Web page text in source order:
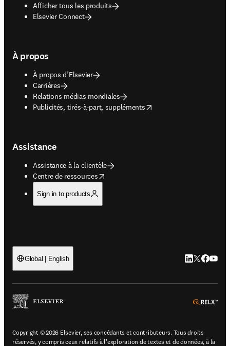
Afficher tous les produits
Elsevier Connect
À propos
À propos d’Elsevier
Carrières
Relations médias mondiales
Publicités, tirés-à-part, suppléments
opens in new tab/window
Assistance
Assistance à la clientèle
Centre de ressources
opens in new tab/window
Sign in to products
Global | English LinkedIn
Twitter
Copyright © 2026 Elsevier, ses concédants et contributeurs. Tous droits
réservés, y compris ceux relatifs à l'exploration de textes et de données, à la